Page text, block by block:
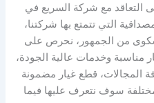
التعاقد مع شركة السريع في
التي تتمتع بها شركتنا،
شكوى من الجمهور، نحرص على
مناسبة وخدمات عالية الجودة،
المجالات، قطع غيار مضمونة
سوف نتعرف عليها فيما